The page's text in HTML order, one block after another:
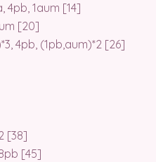
4pb, 1aum [14]
[20]
4pb, (1pb,aum)*2 [26]
[38]
[45]